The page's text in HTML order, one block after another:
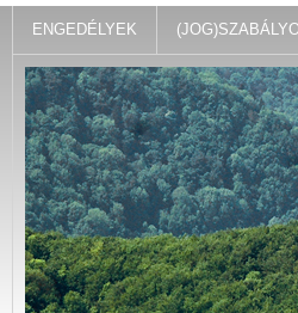
ENGEDÉLYEK